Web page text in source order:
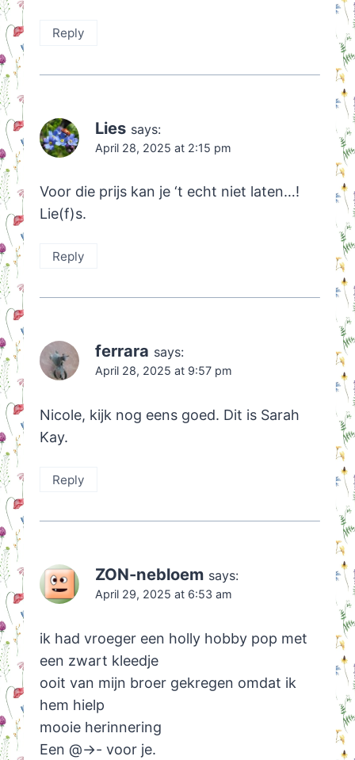
Reply
Lies says:
April 28, 2025 at 2:15 pm
Voor die prijs kan je ‘t echt niet laten…!
Lie(f)s.
Reply
ferrara says:
April 28, 2025 at 9:57 pm
Nicole, kijk nog eens goed. Dit is Sarah
Kay.
Reply
ZON-nebloem says:
April 29, 2025 at 6:53 am
ik had vroeger een holly hobby pop met
een zwart kleedje
ooit van mijn broer gekregen omdat ik
hem hielp
mooie herinnering
Een @->- voor je.